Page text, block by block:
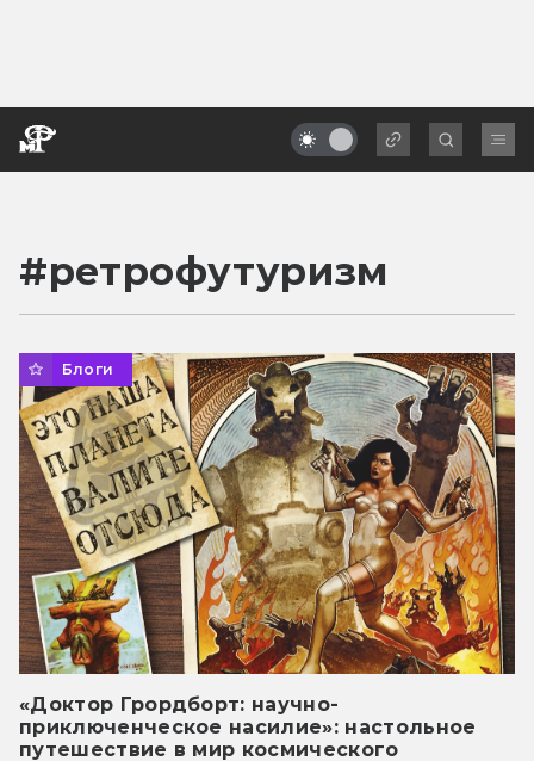
#ретрофутуризм
Блоги
«Доктор Грордборт: научно-
приключенческое насилие»: настольное
путешествие в мир космического